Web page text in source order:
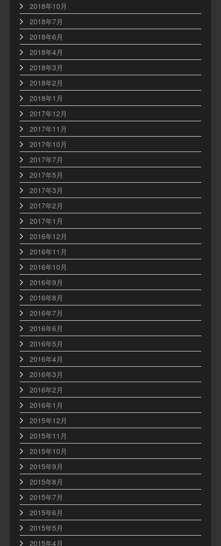
2018年10月
2018年7月
2018年6月
2018年4月
2018年3月
2018年2月
2018年1月
2017年12月
2017年11月
2017年10月
2017年7月
2017年5月
2017年3月
2017年2月
2017年1月
2016年12月
2016年11月
2016年10月
2016年9月
2016年8月
2016年7月
2016年6月
2016年5月
2016年4月
2016年3月
2016年2月
2016年1月
2015年12月
2015年11月
2015年10月
2015年9月
2015年8月
2015年7月
2015年6月
2015年5月
2015年4月